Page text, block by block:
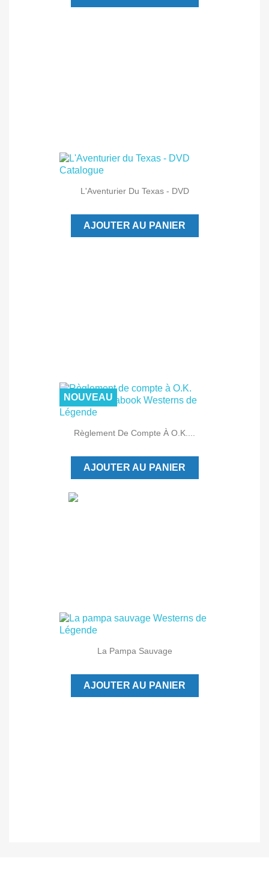
L'Aventurier Du Texas - DVD
AJOUTER AU PANIER
Règlement De Compte À O.K....
AJOUTER AU PANIER
NOUVEAU
La Pampa Sauvage
AJOUTER AU PANIER